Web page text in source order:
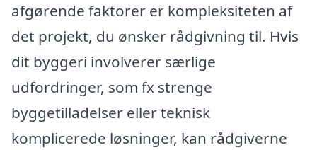
afgørende faktorer er kompleksiteten af
det projekt, du ønsker rådgivning til. Hvis
dit byggeri involverer særlige
udfordringer, som fx strenge
byggetilladelser eller teknisk
komplicerede løsninger, kan rådgiverne